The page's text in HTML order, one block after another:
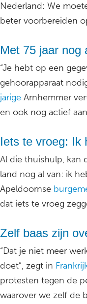
Nederland: We
beter voorbereiden
Met 75 jaar nog
“Je hebt op een
gehoorapparaat
jarige Arnhemmer
en ook nog actief
Iets te vroeg: Ik
Al die thuishulp, kan
land nog al van: ik
Apeldoornse
dat iets te vroeg
Zelf baas zijn
“Dat je niet meer
doet”, zegt in
protesten tegen de
waarover we zelf de